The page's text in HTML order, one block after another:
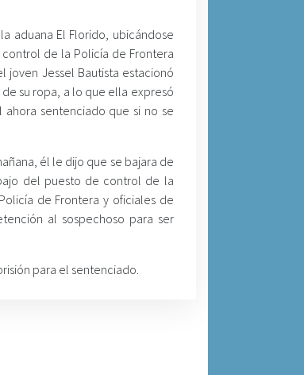
aduana El Florido, ubicándose
de la Policía de Frontera
joven Jessel Bautista estacionó
su ropa, a lo que ella expresó
sentenciado que si no se
él le dijo que se bajara de
del puesto de control de la
de Frontera y oficiales de
al sospechoso para ser
para el sentenciado.